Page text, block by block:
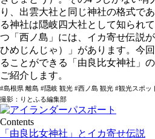
り、出雲大社と同じ神社の格式で
る神社は隠岐四大社として知られ
つ「西ノ島」には、イカ寄せ伝説
ひめじんじゃ）」があります。今
ることができる「由良比女神社」
ご紹介します。
#島根県 離島 #隠岐 観光 #西ノ島 観光 #観光スポッ
撮影：りとふる編集部
Contents
「由良比女神社」とイカ寄せ伝説